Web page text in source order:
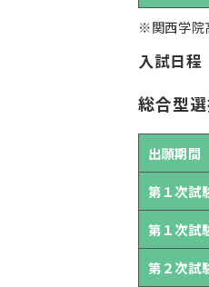
※関西学院
入試日程
総合型
出願期間
第１次試
第１次試
第２次試